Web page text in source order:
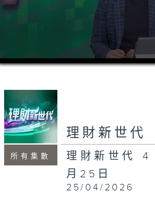
0
seconds
seconds
所有集數
理財新世代
理財新世代 4
月25日
25/04/2026